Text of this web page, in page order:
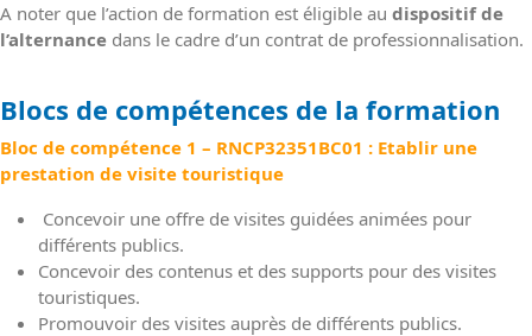
A noter que l’action de formation est éligible au dispositif de
l’alternance dans le cadre d’un contrat de professionnalisation.
Blocs de compétences de la formation
Bloc de compétence 1 – RNCP32351BC01 : Etablir une
prestation de visite touristique
Concevoir une offre de visites guidées animées pour
différents publics.
Concevoir des contenus et des supports pour des visites
touristiques.
Promouvoir des visites auprès de différents publics.